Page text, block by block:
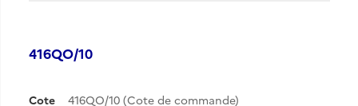
416QO/10
Cote 416QO/10 (Cote de commande)